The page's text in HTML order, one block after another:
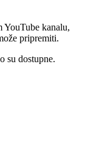
YouTube kanalu,
pripremiti.
su dostupne.